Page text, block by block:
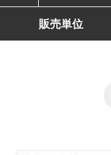
販売単位